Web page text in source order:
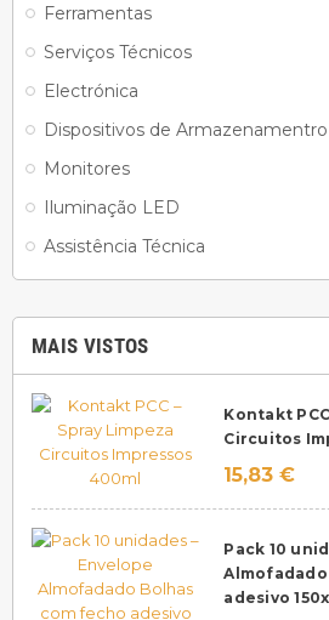
Ferramentas
Serviços Técnicos
Electrónica
Dispositivos de Armazenamentro
Monitores
Iluminação LED
Assistência Técnica
MAIS VISTOS
Kontakt
Circuitos
15,83 €
Pack 10
adesivo